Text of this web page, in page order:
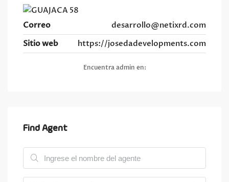
Correo
desarrollo@netixrd.com
Sitio web
https://josedadevelopments.com
Encuentra admin en:
Find Agent